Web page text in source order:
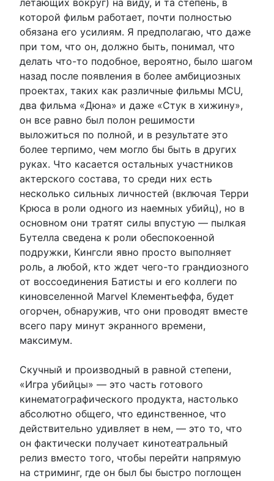
летающих вокруг) на виду, и та степень, в
которой фильм работает, почти полностью
обязана его усилиям. Я предполагаю, что даже
при том, что он, должно быть, понимал, что
делать что-то подобное, вероятно, было шагом
назад после появления в более амбициозных
проектах, таких как различные фильмы MCU,
два фильма «Дюна» и даже «Стук в хижину»,
он все равно был полон решимости
выложиться по полной, и в результате это
более терпимо, чем могло бы быть в других
руках. Что касается остальных участников
актерского состава, то среди них есть
несколько сильных личностей (включая Терри
Крюса в роли одного из наемных убийц), но в
основном они тратят силы впустую — пылкая
Бутелла сведена к роли обеспокоенной
подружки, Кингсли явно просто выполняет
роль, а любой, кто ждет чего-то грандиозного
от воссоединения Батисты и его коллеги по
киновселенной Marvel Клементьеффа, будет
огорчен, обнаружив, что они проводят вместе
всего пару минут экранного времени,
максимум.
Скучный и производный в равной степени,
«Игра убийцы» — это часть готового
кинематографического продукта, настолько
абсолютно общего, что единственное, что
действительно удивляет в нем, — это то, что
он фактически получает кинотеатральный
релиз вместо того, чтобы перейти напрямую
на стриминг, где он был бы быстро поглощен